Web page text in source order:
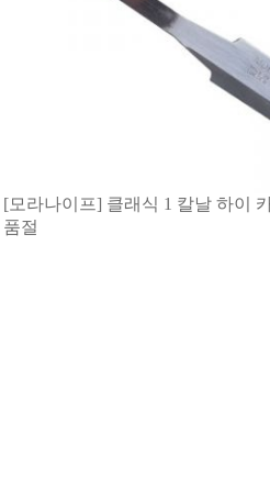
[모라나이프] 클래식 1 칼날 하이
품절